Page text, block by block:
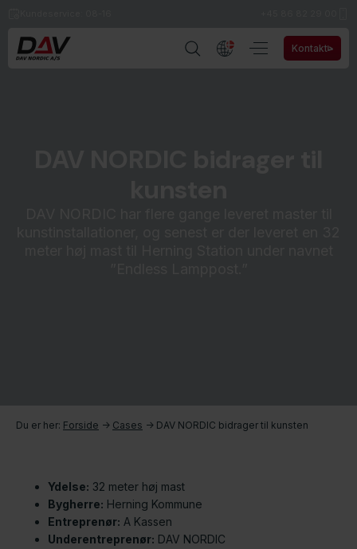
Kontakt
Du er her: Forside -> Cases -> DAV NORDIC bidrager til kunsten
Ydelse: 32 meter høj mast
Bygherre: Herning Kommune
Entreprenør: A Kassen
Underentreprenør: DAV NORDIC